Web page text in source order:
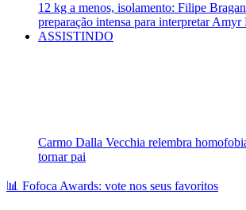
12 kg a menos, isolamento: Filipe
preparação intensa para interpretar
ASSISTINDO
Carmo Dalla Vecchia relembra
tornar pai
📊 Fofoca Awards: vote nos seus favoritos